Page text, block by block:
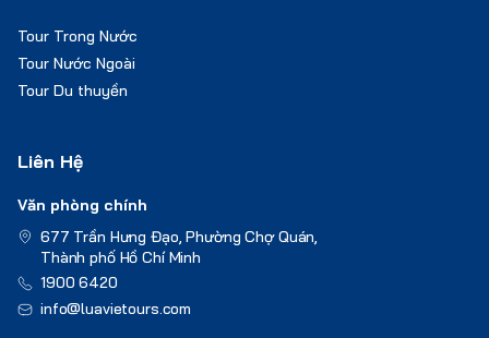
Tour Trong Nước
Tour Nước Ngoài
Tour Du thuyền
Liên Hệ
Văn phòng chính
677 Trần Hưng Đạo, Phường Chợ Quán,
Thành phố Hồ Chí Minh
1900 6420
info@luavietours.com